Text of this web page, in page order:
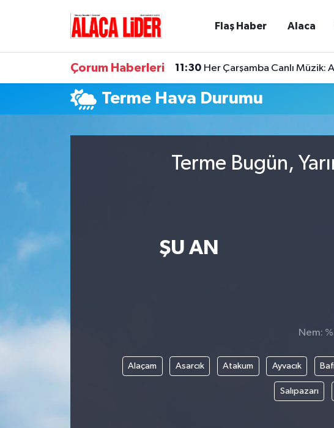
Flaş Haber Alaca
Çorum Haberleri 11:30 Her Çarşamba Canlı Müzik:
Terme Hava Durumu
Terme Bugün,
ŞU AN
Nem:
Alaçam Asarcık Atakum Ayvacık
Salıpazarı
Çorum Namaz Vakitleri
Süper Lig Puan Durumu ve Fikstür
Son Dakika Haberleri